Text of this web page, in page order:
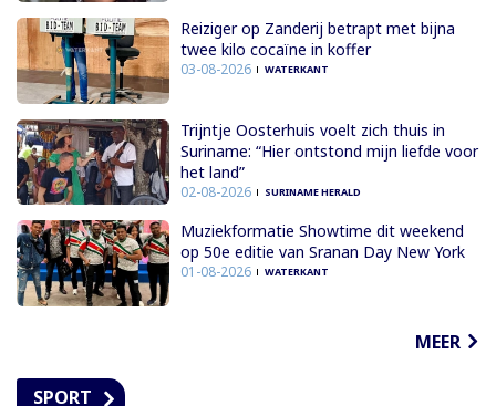
Reiziger op Zanderij betrapt met bijna
twee kilo cocaïne in koffer
03-08-2026 WATERKANT
Trijntje Oosterhuis voelt zich thuis in
Suriname: “Hier ontstond mijn liefde voor
het land”
02-08-2026 SURINAME HERALD
Muziekformatie Showtime dit weekend
op 50e editie van Sranan Day New York
01-08-2026 WATERKANT
MEER
SPORT